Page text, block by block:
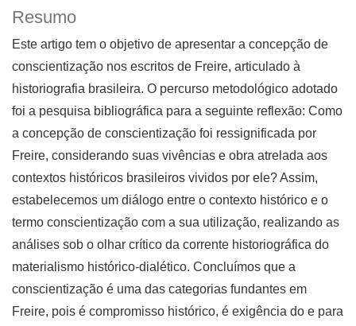
Resumo
Este artigo tem o objetivo de apresentar a concepção de
conscientização nos escritos de Freire, articulado à
historiografia brasileira. O percurso metodológico adotado
foi a pesquisa bibliográfica para a seguinte reflexão: Como
a concepção de conscientização foi ressignificada por
Freire, considerando suas vivências e obra atrelada aos
contextos históricos brasileiros vividos por ele? Assim,
estabelecemos um diálogo entre o contexto histórico e o
termo conscientização com a sua utilização, realizando as
análises sob o olhar crítico da corrente historiográfica do
materialismo histórico-dialético. Concluímos que a
conscientização é uma das categorias fundantes em
Freire, pois é compromisso histórico, é exigência do e para